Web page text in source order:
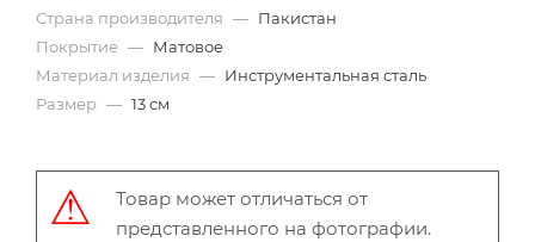
Страна производителя — Пакистан
Покрытие — Матовое
Материал изделия — Инструментальная сталь
Размер — 13 см
Товар может отличаться от
представленного на фотографии.